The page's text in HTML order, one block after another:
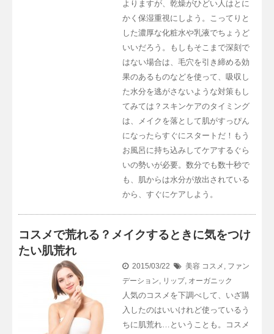
よりますが、乾燥がひどい人はとに
かく保湿重視にしよう。こってりと
した濃厚な化粧水や乳液でちょうど
いいだろう。もしもそこまで深刻で
はない場合は、毛穴を引き締める効
果のあるものなどを使って、吸収し
た水分を逃がさないような対策もし
てみては？スキンケアのタイミング
は、メイクを落として肌がすっぴん
になったらすぐにスタートだ！もう
お風呂に持ち込みしてケアするぐら
いの勢いが必要。数分でも数十秒で
も、肌からは水分が放出されている
から、すぐにケアしよう。
コスメで荒れる？メイクするときに気をつけ
たい肌荒れ
2015/03/22 美容 コスメ , ファン
デーション, リップ, オーガニック
人気のコスメを下調べして、いざ購
入したのはいいけれど使っているう
ちに肌荒れ…ということも。コスメ